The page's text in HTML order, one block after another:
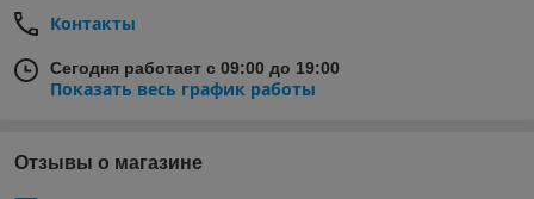
Контакты
Сегодня работает с 09:00 до 19:00
Показать весь график работы
Отзывы о магазине